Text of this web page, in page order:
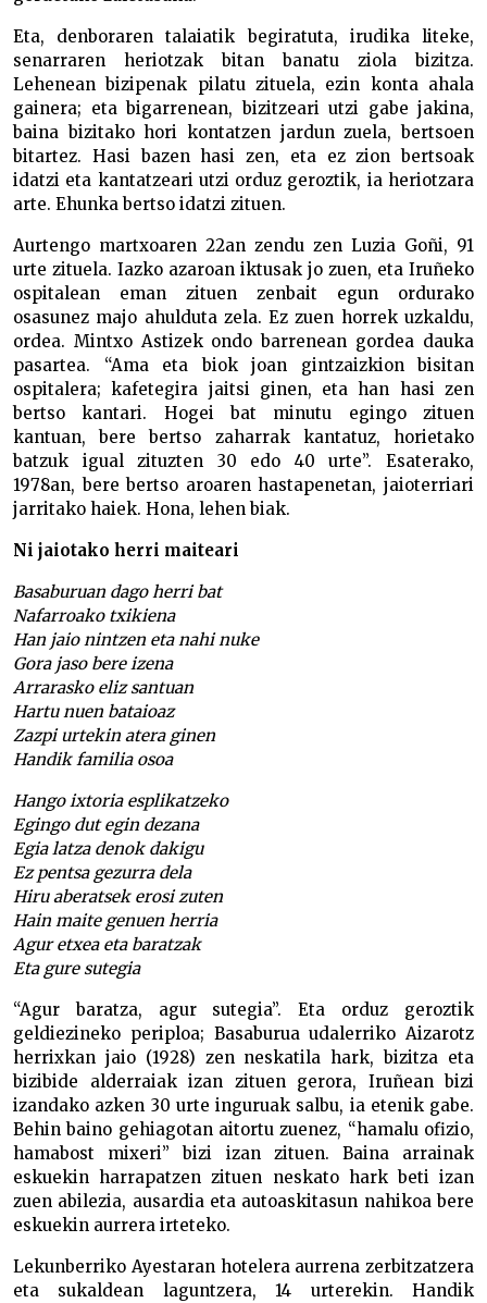
Eta, denboraren talaiatik begiratuta, irudika liteke,
senarraren heriotzak bitan banatu ziola bizitza.
Lehenean bizipenak pilatu zituela, ezin konta ahala
gainera; eta bigarrenean, bizitzeari utzi gabe jakina,
baina bizitako hori kontatzen jardun zuela, bertsoen
bitartez. Hasi bazen hasi zen, eta ez zion bertsoak
idatzi eta kantatzeari utzi orduz geroztik, ia heriotzara
arte. Ehunka bertso idatzi zituen.
Aurtengo martxoaren 22an zendu zen Luzia Goñi, 91
urte zituela. Iazko azaroan iktusak jo zuen, eta Iruñeko
ospitalean eman zituen zenbait egun ordurako
osasunez majo ahulduta zela. Ez zuen horrek uzkaldu,
ordea. Mintxo Astizek ondo barrenean gordea dauka
pasartea. “Ama eta biok joan gintzaizkion bisitan
ospitalera; kafetegira jaitsi ginen, eta han hasi zen
bertso kantari. Hogei bat minutu egingo zituen
kantuan, bere bertso zaharrak kantatuz, horietako
batzuk igual zituzten 30 edo 40 urte”. Esaterako,
1978an, bere bertso aroaren hastapenetan, jaioterriari
jarritako haiek. Hona, lehen biak.
Ni jaiotako herri maiteari
Basaburuan dago herri bat
Nafarroako txikiena
Han jaio nintzen eta nahi nuke
Gora jaso bere izena
Arrarasko eliz santuan
Hartu nuen bataioaz
Zazpi urtekin atera ginen
Handik familia osoa
Hango ixtoria esplikatzeko
Egingo dut egin dezana
Egia latza denok dakigu
Ez pentsa gezurra dela
Hiru aberatsek erosi zuten
Hain maite genuen herria
Agur etxea eta baratzak
Eta gure sutegia
“Agur baratza, agur sutegia”. Eta orduz geroztik
geldiezineko periploa; Basaburua udalerriko Aizarotz
herrixkan jaio (1928) zen neskatila hark, bizitza eta
bizibide alderraiak izan zituen gerora, Iruñean bizi
izandako azken 30 urte inguruak salbu, ia etenik gabe.
Behin baino gehiagotan aitortu zuenez, “hamalu ofizio,
hamabost mixeri” bizi izan zituen. Baina arrainak
eskuekin harrapatzen zituen neskato hark beti izan
zuen abilezia, ausardia eta autoaskitasun nahikoa bere
eskuekin aurrera irteteko.
Lekunberriko Ayestaran hotelera aurrena zerbitzatzera
eta sukaldean laguntzera, 14 urterekin. Handik